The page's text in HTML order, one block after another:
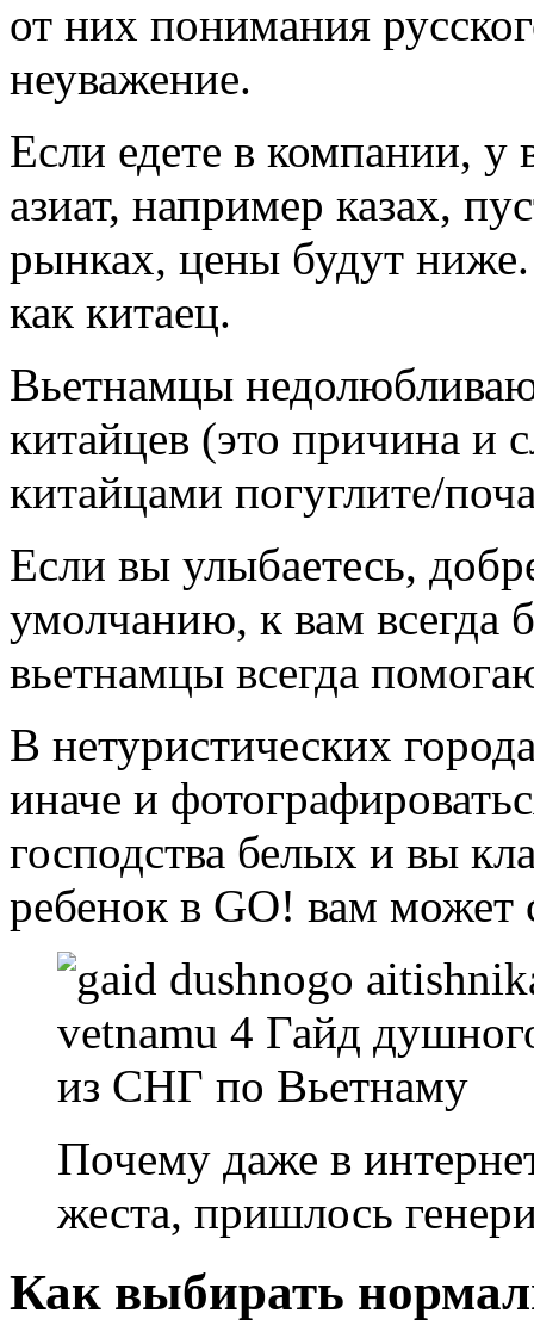
от них понимания
неуважение.
Если едете в компании, у
азиат, например казах,
рынках, цены будут
как китаец.
Вьетнамцы
китайцев (это причина и
китайцами погуглите/
Если вы улыбаетесь,
умолчанию, к вам всегда
вьетнамцы всегда
В нетуристических
иначе и
господства белых и вы
ребенок в GO! вам может
Почему даже в
жеста, пришлось
Как выбирать